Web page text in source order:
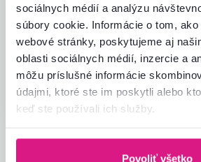
sociálnych médií a analýzu
súbory cookie. Informácie o tom,
webové stránky, poskytujeme aj
oblasti sociálnych médií, inzercie a
môžu príslušné informácie
údajmi, ktoré ste im poskytli alebo
keď ste používali ich služby.
Povoliť všetko
J
Juraj V.
14.8.2023, Nové Mesto
Nad Váhom, Slovensko
4.4
Recenzia pre rovnaký model, avšak v inom
prevedení.
Overený nákup